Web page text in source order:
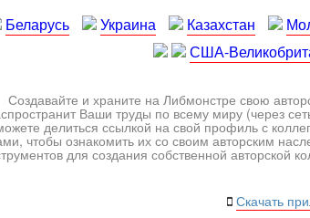
Беларусь Украина Казахстан
США-
Создавайте и храните на Либмонстре свою
Ваши труды по всему миру (через
делиться ссылкой на свой профиль с
чтобы ознакомить их со своим авторским
для создания собственной авторской
Скачать